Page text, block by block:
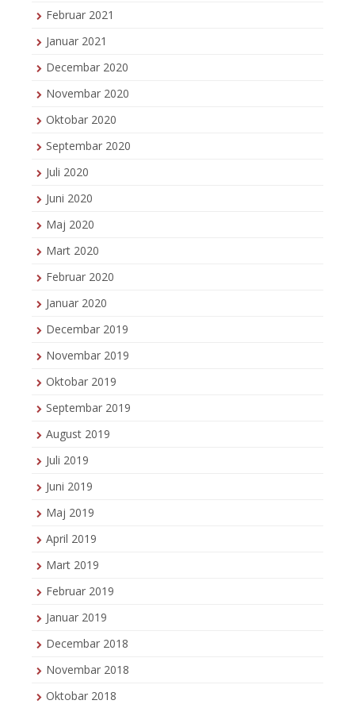
Februar 2021
Januar 2021
Decembar 2020
Novembar 2020
Oktobar 2020
Septembar 2020
Juli 2020
Juni 2020
Maj 2020
Mart 2020
Februar 2020
Januar 2020
Decembar 2019
Novembar 2019
Oktobar 2019
Septembar 2019
August 2019
Juli 2019
Juni 2019
Maj 2019
April 2019
Mart 2019
Februar 2019
Januar 2019
Decembar 2018
Novembar 2018
Oktobar 2018